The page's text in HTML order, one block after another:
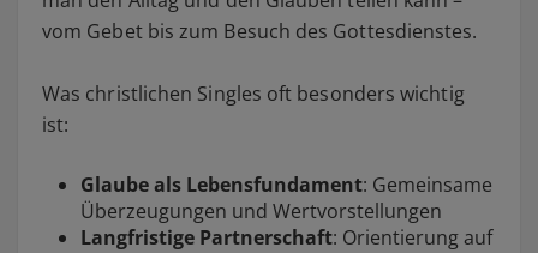
vom Gebet bis zum Besuch des Gottesdienstes.
Was christlichen Singles oft besonders wichtig
ist:
Glaube als Lebensfundament: Gemeinsame
Überzeugungen und Wertvorstellungen
Langfristige Partnerschaft: Orientierung auf